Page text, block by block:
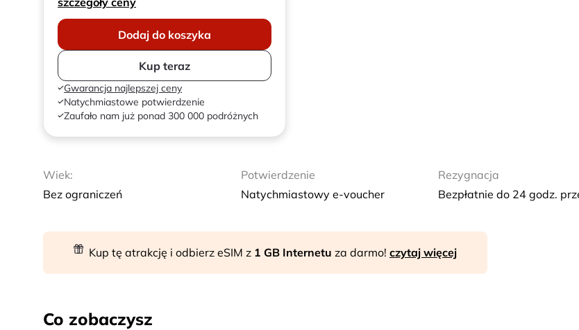
Dodaj do koszyka
Kup teraz
Gwarancja najlepszej ceny
Natychmiastowe potwierdzenie
Zaufało nam już ponad 300 000 podróżnych
Wiek:
Bez ograniczeń
Potwierdzenie
Natychmiastowy e-voucher
Rezygnacja
Bezpłatnie do 24 godz.
Kup tę atrakcję i odbierz eSIM z 1 GB Internetu za darmo! czytaj więcej
Co zobaczysz